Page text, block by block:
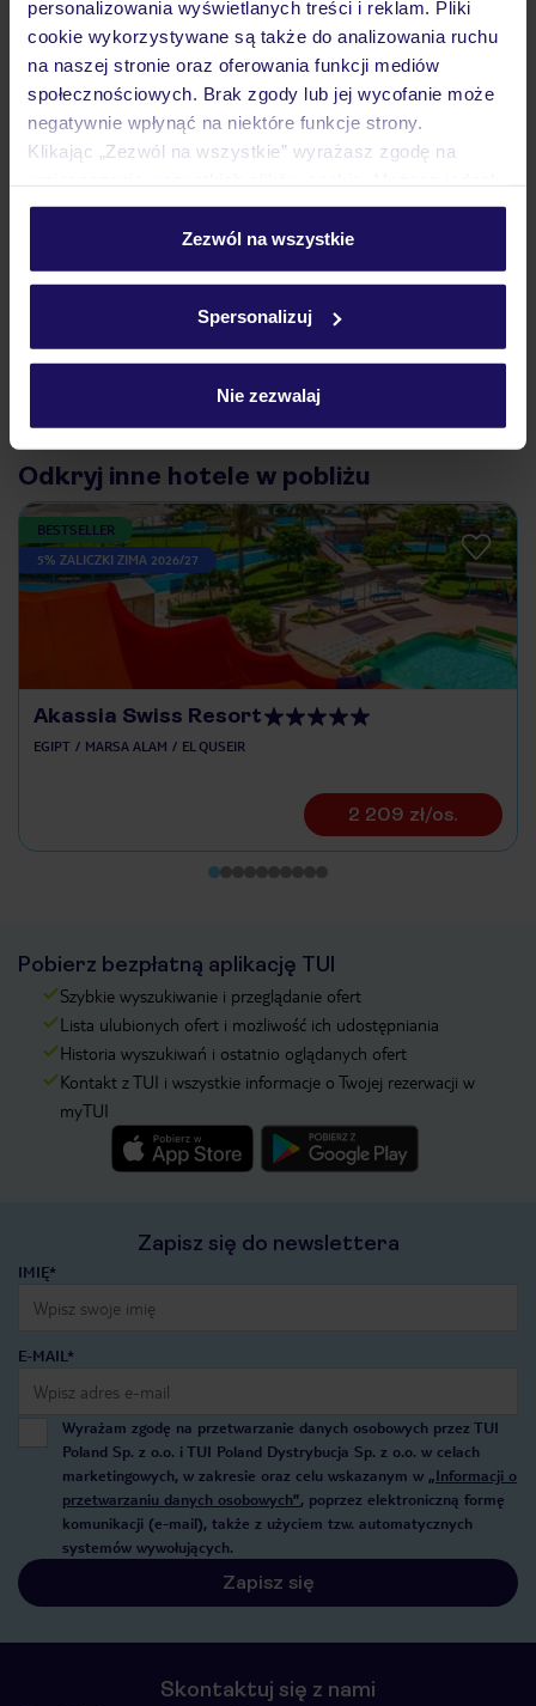
personalizowania wyświetlanych treści i reklam. Pliki
cookie wykorzystywane są także do analizowania ruchu
na naszej stronie oraz oferowania funkcji mediów
społecznościowych. Brak zgody lub jej wycofanie może
negatywnie wpłynąć na niektóre funkcje strony.
Klikając „Zezwól na wszystkie” wyrażasz zgodę na
personalizować swój wybór wchodząc w zakładkę
Szczegółowe informacje o plikach cookie znajdziesz
Zezwól na wszystkie
Spersonalizuj
Nie zezwalaj
Ważne informacje
Jak zmienić uczestników/osobę zgłaszającą?
Na jakiej podstawie i gdzie otrzymam karty
pokładowe/bilety lotnicze?
Zobacz więcej
Odkryj inne hotele w pobliżu
BESTSELLER
5% ZALICZKI ZIMA 2026/27
Akassia Swiss Resort
EGIPT MARSA ALAM EL QUSEIR
2 209 zł/os.
Pobierz bezpłatną aplikację TUI
Szybkie wyszukiwanie i przeglądanie ofert
Lista ulubionych ofert i możliwość ich udostępniania
Historia wyszukiwań i ostatnio oglądanych ofert
Kontakt z TUI i wszystkie informacje o Twojej rezerwacji w
myTUI
Zapisz się do newslettera
IMIĘ*
E-MAIL*
Wyrażam zgodę na przetwarzanie danych osobowych przez TUI
Poland Sp. z o.o. i TUI Poland Dystrybucja Sp. z o.o. w celach
marketingowych, w zakresie oraz celu wskazanym w „Informacji o
przetwarzaniu danych osobowych”, poprzez elektroniczną formę
komunikacji (e-mail), także z użyciem tzw. automatycznych
systemów wywołujących.
Zapisz się
Skontaktuj się z nami